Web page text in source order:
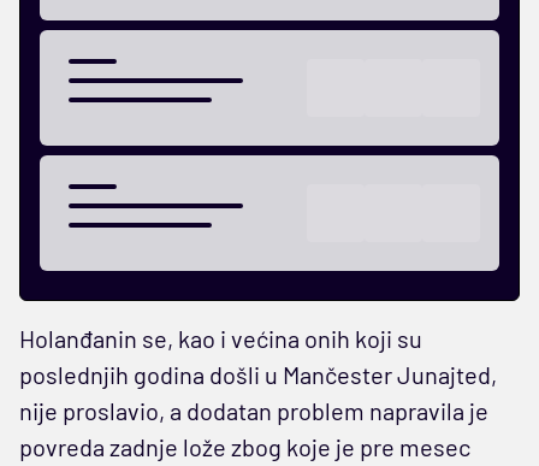
Holanđanin se, kao i većina onih koji su
poslednjih godina došli u Mančester Junajted,
nije proslavio, a dodatan problem napravila je
povreda zadnje lože zbog koje je pre mesec